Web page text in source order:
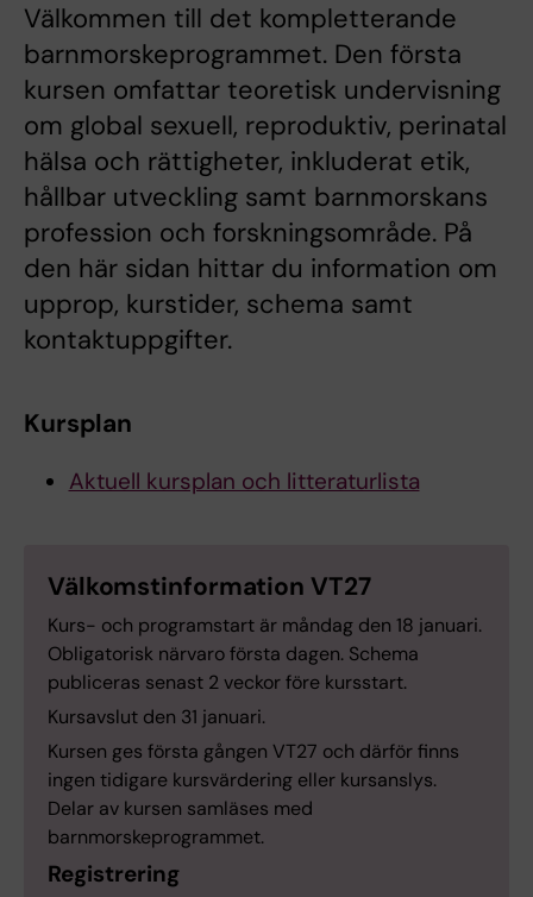
Välkommen till det kompletterande
barnmorskeprogrammet. Den första
kursen omfattar teoretisk undervisning
om global sexuell, reproduktiv, perinatal
hälsa och rättigheter, inkluderat etik,
hållbar utveckling samt barnmorskans
profession och forskningsområde. På
den här sidan hittar du information om
upprop, kurstider, schema samt
kontaktuppgifter.
Kursplan
Aktuell kursplan och litteraturlista
Välkomstinformation VT27
Kurs- och programstart är måndag den 18 januari.
Obligatorisk närvaro första dagen. Schema
publiceras senast 2 veckor före kursstart.
Kursavslut den 31 januari.
Kursen ges första gången VT27 och därför finns
ingen tidigare kursvärdering eller kursanslys.
Delar av kursen samläses med
barnmorskeprogrammet.
Registrering